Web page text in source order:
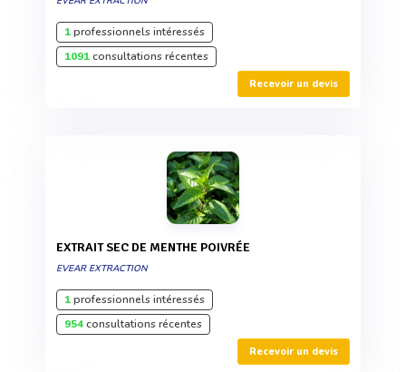
1professionnels intéressés
1091consultations récentes
Recevoir un devis
EXTRAIT SEC DE MENTHE POIVRÉE
EVEAR EXTRACTION
1professionnels intéressés
954consultations récentes
Recevoir un devis